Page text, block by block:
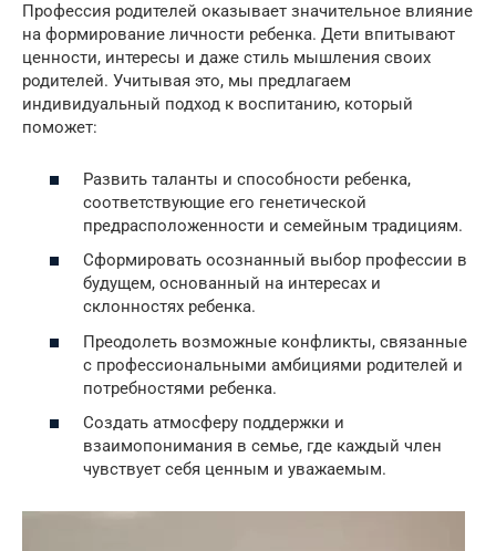
Профессия родителей оказывает значительное влияние
на формирование личности ребенка. Дети впитывают
ценности, интересы и даже стиль мышления своих
родителей. Учитывая это, мы предлагаем
индивидуальный подход к воспитанию, который
поможет:
Развить таланты и способности ребенка,
соответствующие его генетической
предрасположенности и семейным традициям.
Сформировать осознанный выбор профессии в
будущем, основанный на интересах и
склонностях ребенка.
Преодолеть возможные конфликты, связанные
с профессиональными амбициями родителей и
потребностями ребенка.
Создать атмосферу поддержки и
взаимопонимания в семье, где каждый член
чувствует себя ценным и уважаемым.